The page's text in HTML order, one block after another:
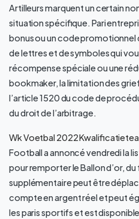
Artilleurs marquent un certain
situation spécifique. Pari
bonus ou un code promotionnel
de lettres et de symboles qui
récompense spéciale ou une
bookmaker, la limitation des
l’article 1520 du code de
du droit de l’arbitrage.
Wk Voetbal 2022
Football a annoncé vendredi la
pour remporter le Ballon d’or, du
supplémentaire peut être
compte en argent réel et peut
les paris sportifs et est